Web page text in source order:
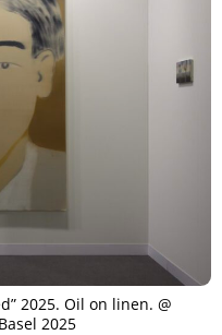
2025. Oil on linen. @
2025